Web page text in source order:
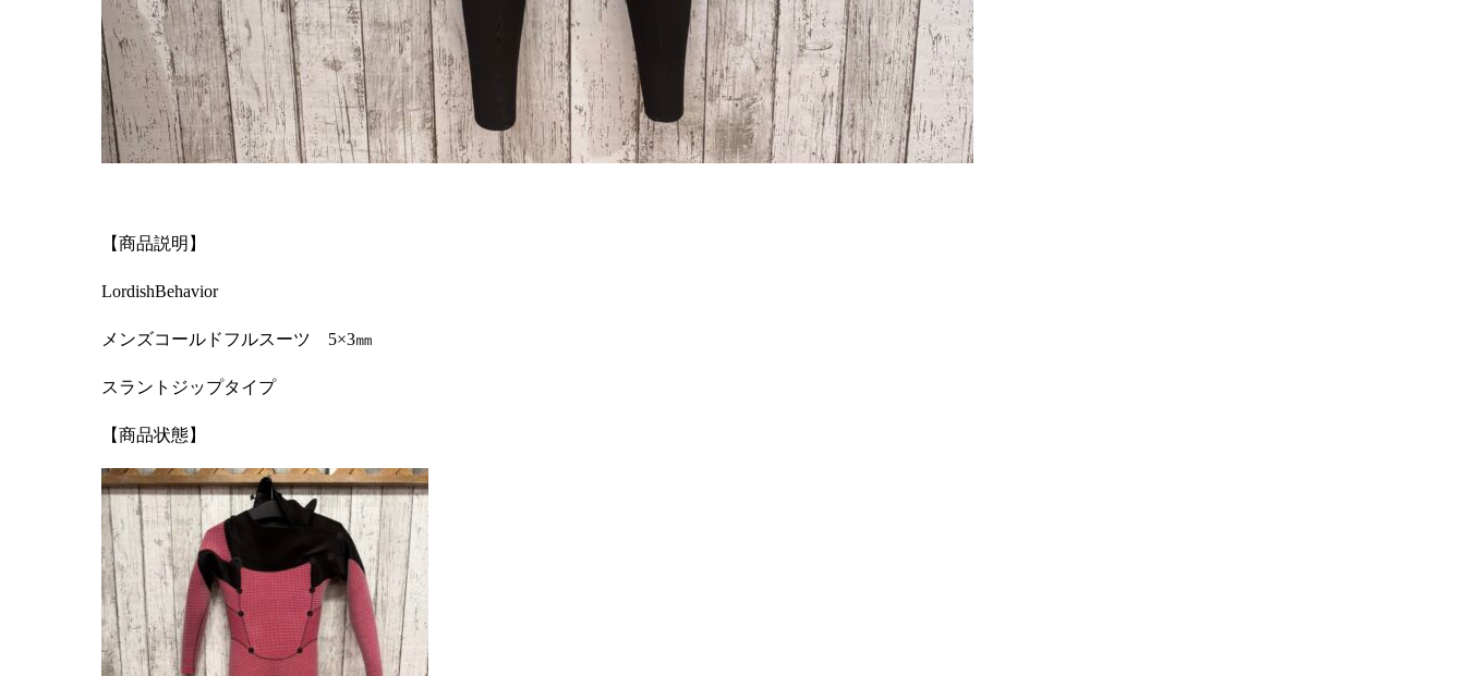
【商品説明】
LordishBehavior
メンズコールドフルスーツ 5×3㎜
スラントジップタイプ
【商品状態】